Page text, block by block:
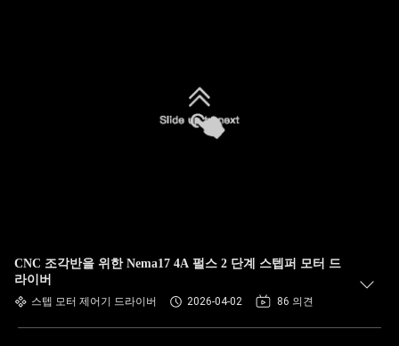
CNC 조각반을 위한 Nema17 4A 펄스 2 단계 스텝퍼 모터 드
라이버
스텝 모터 제어기 드라이버 2026-04-02 86 의견